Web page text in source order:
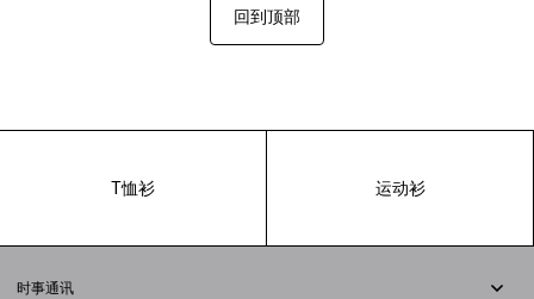
回到顶部
T恤衫 运动衫
时事通讯